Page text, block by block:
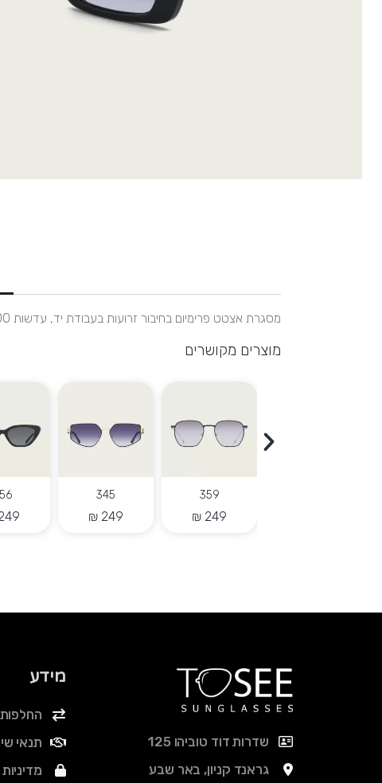
מסגרת אצטט פרימיום בחיבור זרועות בעבודת יד, עדשות PC UV400 לסינון מירבי של קרני השמש המסננות את הקרינה באופן מלא
מוצרים מקושרים
359
345
שדרות דוד טוביהו 125
גראנד קניון, באר שבע
מידע
תנאי